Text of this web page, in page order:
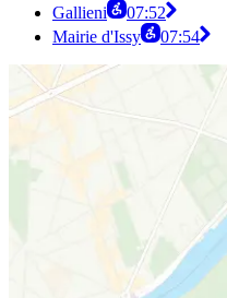
Gallieni
07:52
Mairie d'Issy
07:54